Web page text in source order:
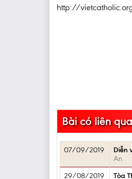
http://
Bài có liên
07/09/2019 Diễn
An
29/08/2019
Tòa